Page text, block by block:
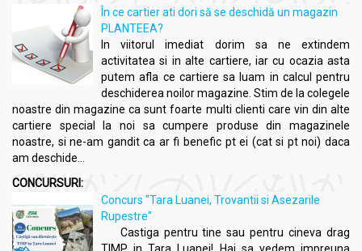
virale.
Precauții, atenționări și sfaturi:
Hapciu [raceala gripa] solubil natural fara zahar 12pl -
FARES
Nu se recomandă copiilor sub 3 ani.
Nu se recomandă în timpul sarcinii și alăptării.
Atenție persoanelor cu hipersensibilitate la oricare dintre
Se recomandă cu prudență în cazul diabetului, având în
vedere conținutul de glucide.
În ce cartier ati dori să se deschidă un magazin
PLANTEEA?
In viitorul imediat dorim sa ne extindem
activitatea si in alte cartiere, iar cu ocazia asta
putem afla ce cartiere sa luam in calcul pentru
deschiderea noilor magazine. Stim de la colegele
noastre din magazine ca sunt foarte multi clienti care vin din alte
cartiere special la noi sa cumpere produse din magazinele
noastre, si ne-am gandit ca ar fi benefic pt ei (cat si pt noi) daca
am deschide...
CONCURSURI:
Concurs "Tara Luanei, Trovantii si Asezarile
Rupestre"
Castiga pentru tine sau pentru cineva drag
TIMP in Tara Luanei! Hai sa vedem impreuna